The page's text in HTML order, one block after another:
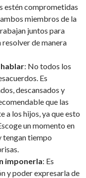
estén comprometidas
miembros de la
juntos para
resolver de manera
: No todos los
Es
descansados y
que las
a los hijos, ya que esto
un momento en
tengan tiempo
imponerla: Es
y poder expresarla de